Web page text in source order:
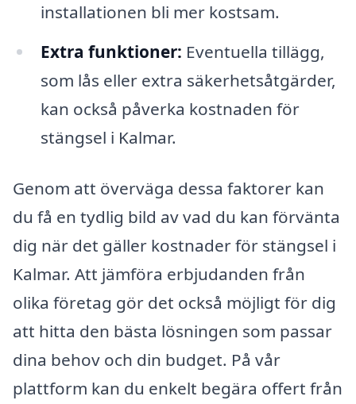
installationen bli mer kostsam.
Extra funktioner: Eventuella tillägg,
som lås eller extra säkerhetsåtgärder,
kan också påverka kostnaden för
stängsel i Kalmar.
Genom att överväga dessa faktorer kan
du få en tydlig bild av vad du kan förvänta
dig när det gäller kostnader för stängsel i
Kalmar. Att jämföra erbjudanden från
olika företag gör det också möjligt för dig
att hitta den bästa lösningen som passar
dina behov och din budget. På vår
plattform kan du enkelt begära offert från